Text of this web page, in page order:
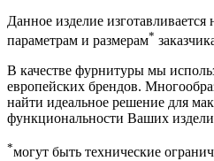
Данное изделие
параметрам и размерам*
В качестве фурнитуры мы
европейских брендов.
найти идеальное решение для
функциональности Ваших
*могут быть технические